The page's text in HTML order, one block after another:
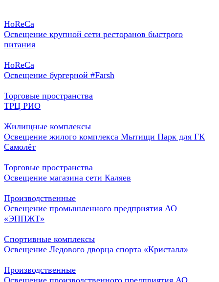
HoReCa
Освещение крупной сети ресторанов быстрого
питания
HoReCa
Освещение бургерной #Farsh
Торговые пространства
ТРЦ РИО
Жилищные комплексы
Освещение жилого комплекса Мытищи Парк для ГК
Самолёт
Торговые пространства
Освещение магазина сети Каляев
Производственные
Освещение промышленного предприятия АО
«ЭППЖТ»
Спортивные комплексы
Освещение Ледового дворца спорта «Кристалл»
Производственные
Освещение производственного предприятия АО